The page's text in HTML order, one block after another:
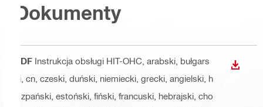
Dokumenty
PDF Instrukcja obsługi HIT-OHC , arabski, bułgars
ki, cn, czeski, duński, niemiecki, grecki, angielski, h
iszpański, estoński, fiński, francuski, hebrajski, cho